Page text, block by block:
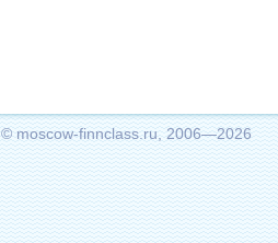
© moscow-finnclass.ru, 2006—2026